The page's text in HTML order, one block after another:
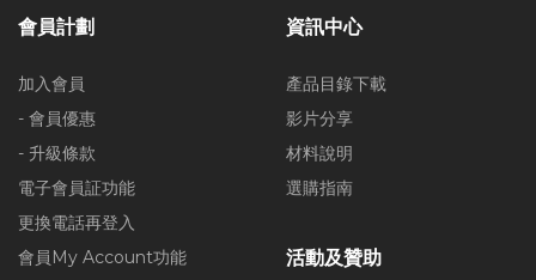
會員計劃
加入會員
- 會員優惠
- 升級條款
電子會員証功能
更換電話再登入
會員My Account功能
資訊中心
產品目錄下載
影片分享
材料說明
選購指南
活動及贊助